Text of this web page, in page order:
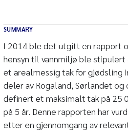
SUMMARY
I 2014 ble det utgitt en rapport
hensyn til vannmiljø ble stipulert
et arealmessig tak for gjødsling
deler av Rogaland, Sørlandet
definert et maksimalt tak på 25
på 5 år. Denne rapporten har
etter en gjennomgang av